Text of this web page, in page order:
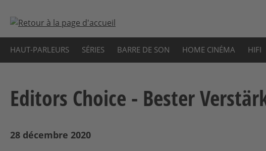
HAUT-PARLEURS SÉRIES BARRE DE SON HOME CINÉMA HIFI
Editors Choice - Bester
28 décembre 2020